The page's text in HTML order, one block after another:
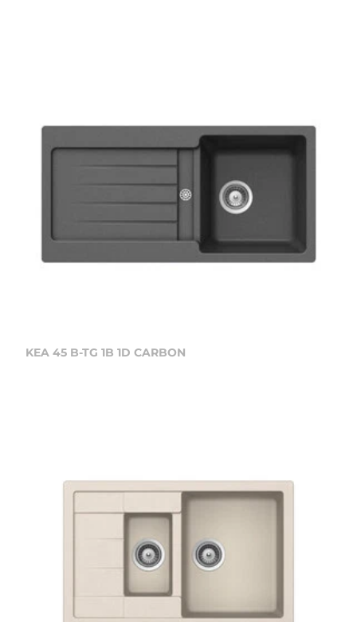
KEA 45 B-TG 1B 1D CARBON